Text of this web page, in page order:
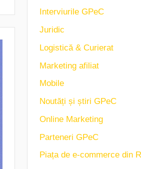
Interviurile GPeC
Juridic
Logistică & Curierat
Marketing afiliat
Mobile
Noutăți și știri GPeC
Online Marketing
Parteneri GPeC
Piața de e-commerce din